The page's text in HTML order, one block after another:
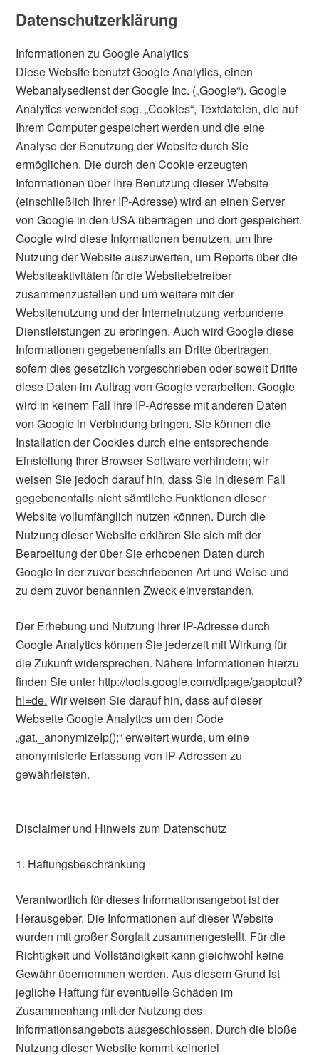
Datenschutzerklärung
Informationen zu Google Analytics
Diese Website benutzt Google Analytics, einen
Webanalysedienst der Google Inc. („Google“). Google
Analytics verwendet sog. „Cookies“, Textdateien, die auf
Ihrem Computer gespeichert werden und die eine
Analyse der Benutzung der Website durch Sie
ermöglichen. Die durch den Cookie erzeugten
Informationen über Ihre Benutzung dieser Website
(einschließlich Ihrer IP-Adresse) wird an einen Server
von Google in den USA übertragen und dort gespeichert.
Google wird diese Informationen benutzen, um Ihre
Nutzung der Website auszuwerten, um Reports über die
Websiteaktivitäten für die Websitebetreiber
zusammenzustellen und um weitere mit der
Websitenutzung und der Internetnutzung verbundene
Dienstleistungen zu erbringen. Auch wird Google diese
Informationen gegebenenfalls an Dritte übertragen,
sofern dies gesetzlich vorgeschrieben oder soweit Dritte
diese Daten im Auftrag von Google verarbeiten. Google
wird in keinem Fall Ihre IP-Adresse mit anderen Daten
von Google in Verbindung bringen. Sie können die
Installation der Cookies durch eine entsprechende
Einstellung Ihrer Browser Software verhindern; wir
weisen Sie jedoch darauf hin, dass Sie in diesem Fall
gegebenenfalls nicht sämtliche Funktionen dieser
Website vollumfänglich nutzen können. Durch die
Nutzung dieser Website erklären Sie sich mit der
Bearbeitung der über Sie erhobenen Daten durch
Google in der zuvor beschriebenen Art und Weise und
zu dem zuvor benannten Zweck einverstanden.
Der Erhebung und Nutzung Ihrer IP-Adresse durch
Google Analytics können Sie jederzeit mit Wirkung für
die Zukunft widersprechen. Nähere Informationen hierzu
finden Sie unterhttp://tools.google.com/dlpage/gaoptout?
hl=de. Wir weisen Sie darauf hin, dass auf dieser
Webseite Google Analytics um den Code
„gat._anonymizeIp();“ erweitert wurde, um eine
anonymisierte Erfassung von IP-Adressen zu
gewährleisten.
Disclaimer und Hinweis zum Datenschutz
1. Haftungsbeschränkung
Verantwortlich für dieses Informationsangebot ist der
Herausgeber. Die Informationen auf dieser Website
wurden mit großer Sorgfalt zusammengestellt. Für die
Richtigkeit und Vollständigkeit kann gleichwohl keine
Gewähr übernommen werden. Aus diesem Grund ist
jegliche Haftung für eventuelle Schäden im
Zusammenhang mit der Nutzung des
Informationsangebots ausgeschlossen. Durch die bloße
Nutzung dieser Website kommt keinerlei